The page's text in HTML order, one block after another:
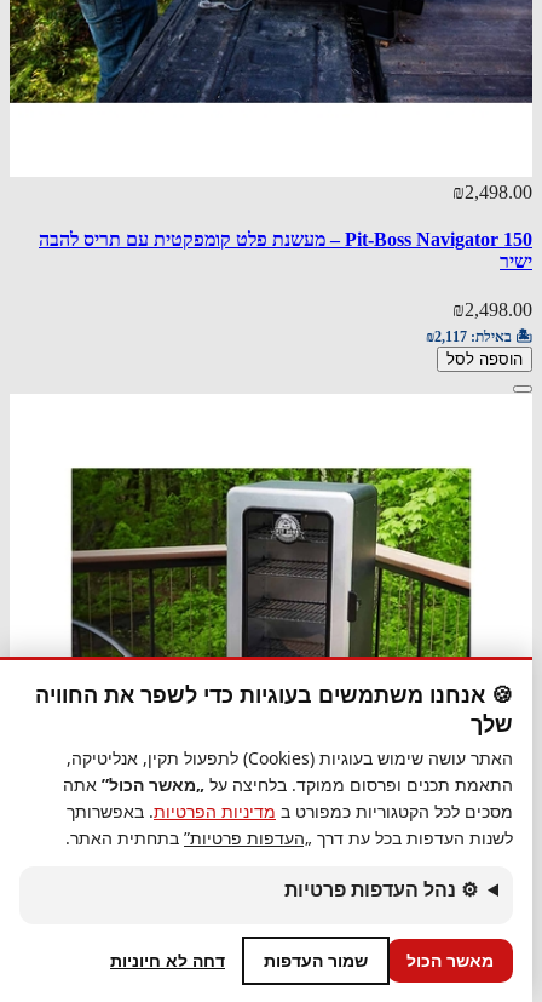
🍪 אנחנו משתמשים בעוגיות כדי לשפר את החוויה
שלך
האתר עושה שימוש בעוגיות (Cookies) לתפעול תקין, אנליטיקה,
התאמת תכנים ופרסום ממוקד. בלחיצה על „מאשר הכול” אתה
מסכים לכל הקטגוריות כמפורט ב מדיניות הפרטיות. באפשרותך
לשנות העדפות בכל עת דרך „העדפות פרטיות” בתחתית האתר.
⚙ נהל העדפות פרטיות
מאשר הכול שמור העדפות דחה לא חיוניות
₪2,498.00
Pit-Boss Navigator 150 – מעשנת פלט קומפקטית עם תריס להבה
ישיר
₪2,498.00
🏝️ באילת: ₪2,117
הוספה לסל
PIT-BOSS Silver Star – מעשנה חשמלית ורטיקלית עם אפקט עישון